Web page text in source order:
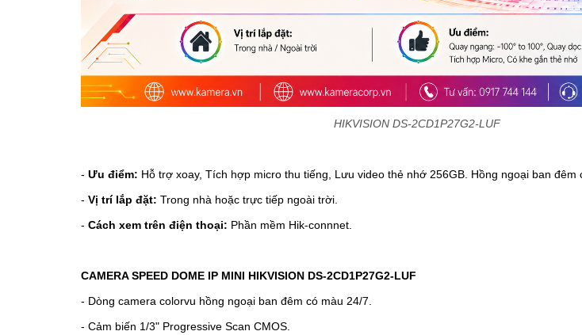
HIKVISION DS-2CD1P27G2-LUF
- Ưu điểm: Hỗ trợ xoay, Tích hợp micro thu tiếng, Lưu video thẻ nhớ 256GB. Hồng ngoại ban đêm
- Vị trí lắp đặt: Trong nhà hoặc trực tiếp ngoài trời.
- Cách xem trên điện thoại: Phần mềm Hik-connnet.
CAMERA SPEED DOME IP MINI HIKVISION DS-2CD1P27G2-LUF
- Dòng camera colorvu hồng ngoại ban đêm có màu 24/7.
- Cảm biến 1/3" Progressive Scan CMOS.